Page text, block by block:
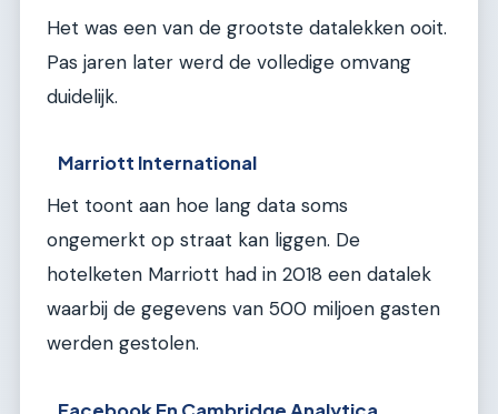
Het was een van de grootste datalekken ooit.
Pas jaren later werd de volledige omvang
duidelijk.
Marriott International
Het toont aan hoe lang data soms
ongemerkt op straat kan liggen. De
hotelketen Marriott had in 2018 een datalek
waarbij de gegevens van 500 miljoen gasten
werden gestolen.